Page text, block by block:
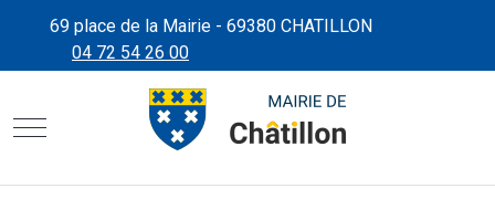
69 place de la Mairie - 69380 CHATILLON
04 72 54 26 00
CHÂTILLON D'AZERGUES"
SITE OFFICIEL DE LA MAIRIE
Mobile Menu Toggle